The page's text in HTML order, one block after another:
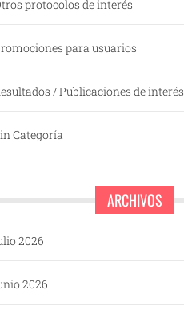
protocolos de interés
para usuarios
/ Publicaciones de interés
Categoría
ARCHIVOS
2026
2026